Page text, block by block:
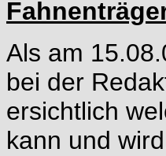
Als am
bei der
ersichtlich
kann und